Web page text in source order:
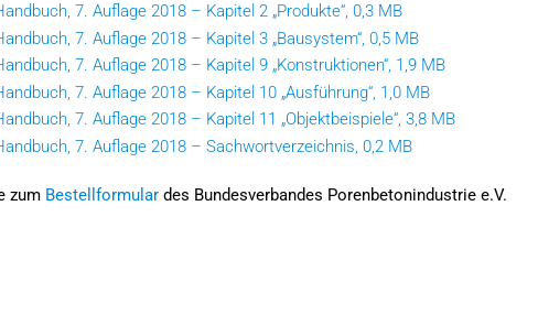
7. Auflage 2018 – Kapitel 2 „Produkte“, 0,3 MB
7. Auflage 2018 – Kapitel 3 „Bausystem“, 0,5 MB
7. Auflage 2018 – Kapitel 9 „Konstruktionen“, 1,9 MB
7. Auflage 2018 – Kapitel 10 „Ausführung“, 1,0 MB
7. Auflage 2018 – Kapitel 11 „Objektbeispiele“, 3,8 MB
7. Auflage 2018 – Sachwortverzeichnis, 0,2 MB
zum Bestellformular des Bundesverbandes Porenbetonindustrie e.V.